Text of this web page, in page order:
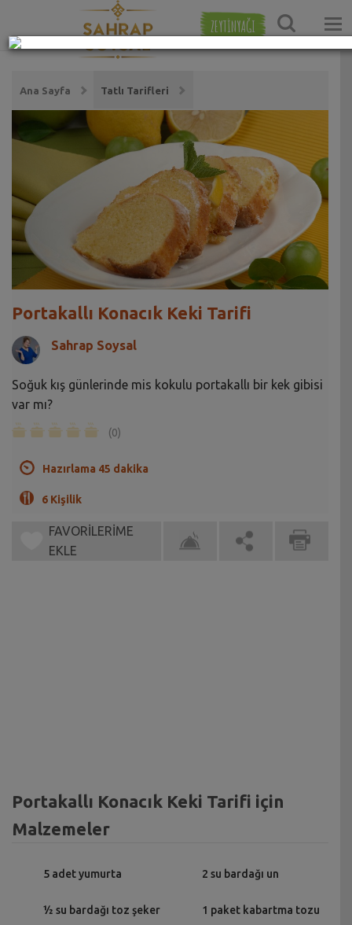
ZEYTİNYAĞI
Ana Sayfa Tatlı Tarifleri
Portakallı Konacık Keki Tarifi
Sahrap Soysal
Soğuk kış günlerinde mis kokulu portakallı bir kek gibisi
var mı?
(0)
Hazırlama 45 dakika
6 Kişilik
FAVORİLERİME
EKLE
Portakallı Konacık Keki Tarifi için
Malzemeler
5 adet yumurta
½ su bardağı toz şeker
2 su bardağı un
1 paket kabartma tozu